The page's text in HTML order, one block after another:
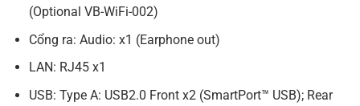
(Optional VB-WiFi-002)
Cổng ra: Audio: x1 (Earphone out)
LAN: RJ45 x1
USB: Type A: USB2.0 Front x2 (SmartPort™ USB); Rear